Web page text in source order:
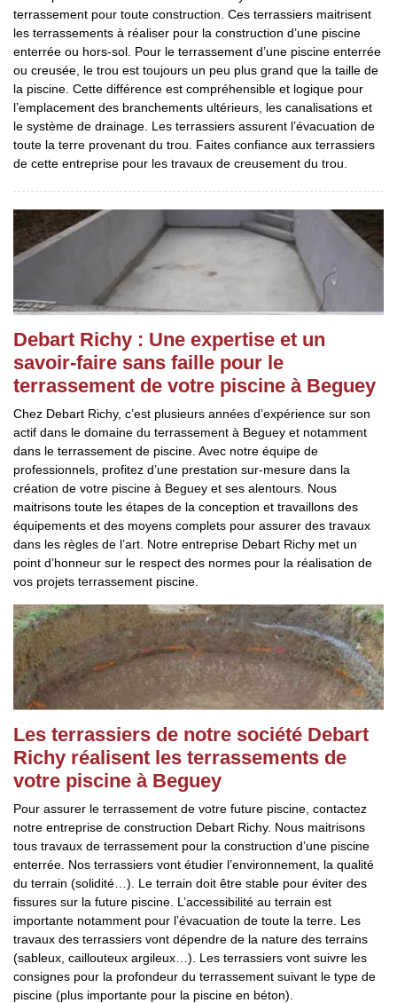
terrassement pour toute construction. Ces terrassiers maitrisent
les terrassements à réaliser pour la construction d’une piscine
enterrée ou hors-sol. Pour le terrassement d’une piscine enterrée
ou creusée, le trou est toujours un peu plus grand que la taille de
la piscine. Cette différence est compréhensible et logique pour
l’emplacement des branchements ultérieurs, les canalisations et
le système de drainage. Les terrassiers assurent l’évacuation de
toute la terre provenant du trou. Faites confiance aux terrassiers
de cette entreprise pour les travaux de creusement du trou.
Debart Richy : Une expertise et un
savoir-faire sans faille pour le
terrassement de votre piscine à Beguey
Chez Debart Richy, c’est plusieurs années d’expérience sur son
actif dans le domaine du terrassement à Beguey et notamment
dans le terrassement de piscine. Avec notre équipe de
professionnels, profitez d’une prestation sur-mesure dans la
création de votre piscine à Beguey et ses alentours. Nous
maitrisons toute les étapes de la conception et travaillons des
équipements et des moyens complets pour assurer des travaux
dans les règles de l’art. Notre entreprise Debart Richy met un
point d’honneur sur le respect des normes pour la réalisation de
vos projets terrassement piscine.
Les terrassiers de notre société Debart
Richy réalisent les terrassements de
votre piscine à Beguey
Pour assurer le terrassement de votre future piscine, contactez
notre entreprise de construction Debart Richy. Nous maitrisons
tous travaux de terrassement pour la construction d’une piscine
enterrée. Nos terrassiers vont étudier l’environnement, la qualité
du terrain (solidité…). Le terrain doit être stable pour éviter des
fissures sur la future piscine. L’accessibilité au terrain est
importante notamment pour l’évacuation de toute la terre. Les
travaux des terrassiers vont dépendre de la nature des terrains
(sableux, caillouteux argileux…). Les terrassiers vont suivre les
consignes pour la profondeur du terrassement suivant le type de
piscine (plus importante pour la piscine en béton).